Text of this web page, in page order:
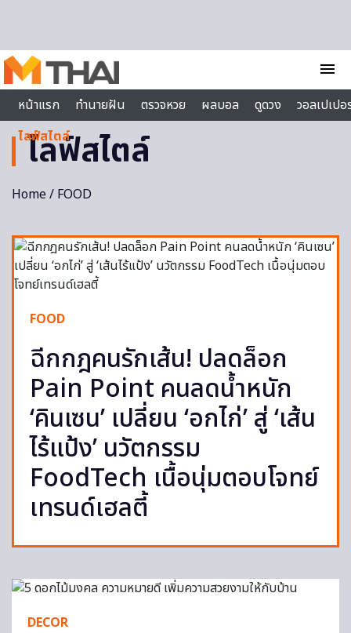
menu
หน้าแรก
ทำนายฝัน ตรวจหวย ผลบอล ดูดวง
วอลเปเป
ไลฟ์สไตล์
ไลฟ์สไตล์
Home/ FOOD
FOOD
ฉีกกฎคนรักเส้น! ปลดล็อก
Pain Point คนลดน้ำหนัก
‘คินเซน’ เปลี่ยน ‘อกไก่’ สู่ ‘เส้น
ไร้แป้ง’ นวัตกรรม
FoodTech เนื้อนุ่มตอบโจทย์
เทรนด์เฮลตี้
DECOR